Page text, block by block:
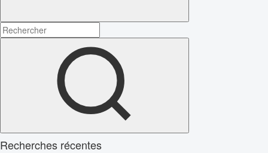
Recherches récentes